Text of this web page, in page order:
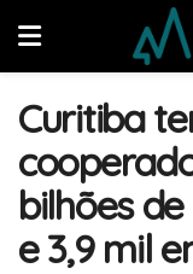
Curitiba
bilhões
e 3,9 mil